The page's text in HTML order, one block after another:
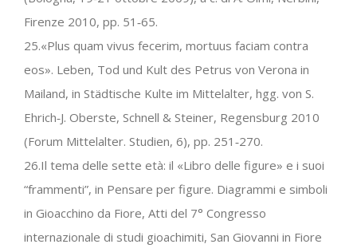
Firenze 2010, pp. 51‐65.
25.«Plus quam vivus fecerim, mortuus faciam contra
eos». Leben, Tod und Kult des Petrus von Verona in
Mailand, in Städtische Kulte im Mittelalter, hgg. von S.
Ehrich‐J. Oberste, Schnell & Steiner, Regensburg 2010
(Forum Mittelalter. Studien, 6), pp. 251‐270.
26.Il tema delle sette età: il «Libro delle figure» e i suoi
“frammenti”, in Pensare per figure. Diagrammi e simboli
in Gioacchino da Fiore, Atti del 7° Congresso
internazionale di studi gioachimiti, San Giovanni in Fiore